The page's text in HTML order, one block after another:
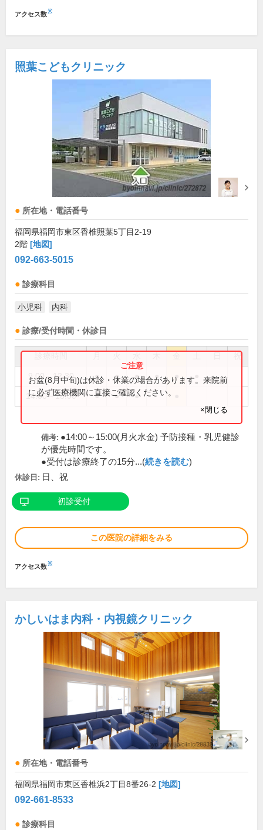
アクセス数※
照葉こどもクリニック
所在地・電話番号
福岡県福岡市東区香椎照葉5丁目2-19
2階 [地図]
092-663-5015
診療科目
小児科 内科
診療/受付時間・休診日
祝
9:00～12:30 ● ● ● ● ●
14:00～18:00 ● ● ●
お盆(8月中旬)は休診・休業の場合があります。来院前
に必ず医療機関に直接ご確認ください。
×閉じる
備考: ●14:00～15:00(月火水金) 予防接種・乳児健診
が優先時間です。
●受付は診療終了の15分...(続きを読む)
休診日: 日、祝
初診受付
この医院の詳細をみる
アクセス数※
かしいはま内科・内視鏡クリニック
所在地・電話番号
福岡県福岡市東区香椎浜2丁目8番26-2 [地図]
092-661-8533
診療科目